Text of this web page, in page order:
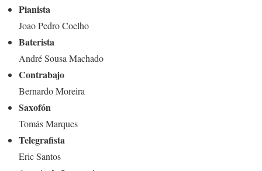
Pianista
Joao Pedro Coelho
Baterista
André Sousa Machado
Contrabajo
Bernardo Moreira
Saxofón
Tomás Marques
Telegrafista
Eric Santos